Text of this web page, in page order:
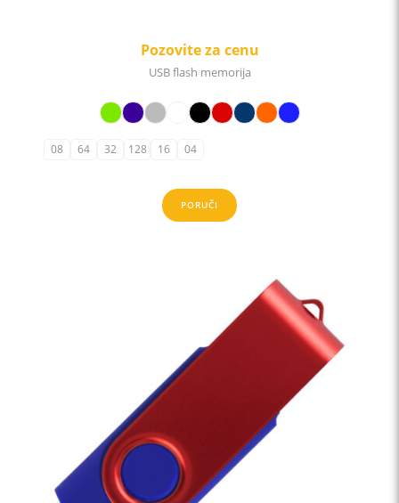
Pozovite za cenu
USB flash memorija
PORUČI
08 64 32 128 16 04